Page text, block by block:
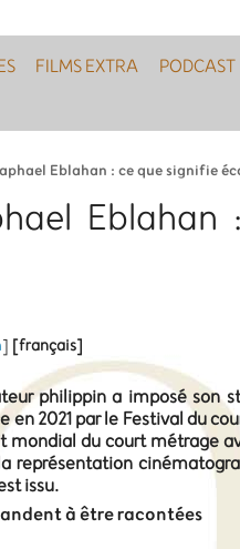
FILMS EXTRA PODCAST
Eblahan : ce que signifie
] [français]
philippin a imposé son
2021 par le Festival du
mondial du court métrage
représentation
issu.
à être racontées